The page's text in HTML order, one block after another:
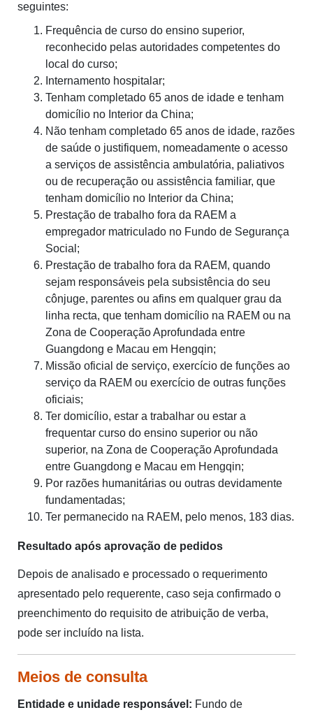
seguintes:
Frequência de curso do ensino superior,
reconhecido pelas autoridades competentes do
local do curso;
Internamento hospitalar;
Tenham completado 65 anos de idade e tenham
domicílio no Interior da China;
Não tenham completado 65 anos de idade, razões
de saúde o justifiquem, nomeadamente o acesso
a serviços de assistência ambulatória, paliativos
ou de recuperação ou assistência familiar, que
tenham domicílio no Interior da China;
Prestação de trabalho fora da RAEM a
empregador matriculado no Fundo de Segurança
Social;
Prestação de trabalho fora da RAEM, quando
sejam responsáveis pela subsistência do seu
cônjuge, parentes ou afins em qualquer grau da
linha recta, que tenham domicílio na RAEM ou na
Zona de Cooperação Aprofundada entre
Guangdong e Macau em Hengqin;
Missão oficial de serviço, exercício de funções ao
serviço da RAEM ou exercício de outras funções
oficiais;
Ter domicílio, estar a trabalhar ou estar a
frequentar curso do ensino superior ou não
superior, na Zona de Cooperação Aprofundada
entre Guangdong e Macau em Hengqin;
Por razões humanitárias ou outras devidamente
fundamentadas;
Ter permanecido na RAEM, pelo menos, 183 dias.
Resultado após aprovação de pedidos
Depois de analisado e processado o requerimento
apresentado pelo requerente, caso seja confirmado o
preenchimento do requisito de atribuição de verba,
pode ser incluído na lista.
Meios de consulta
Entidade e unidade responsável: Fundo de